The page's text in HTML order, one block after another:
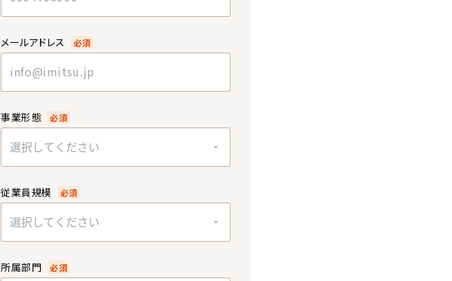
メールアドレス 必須
事業形態 必須
選択してください
従業員規模 必須
選択してください
所属部門 必須